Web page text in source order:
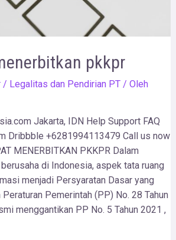
pkkpr
/ Legalitas dan Pendirian PT/ Oleh
Jakarta, IDN Help Support FAQ
Dribbble +6281994113479 Call us now!
MENERBITKAN PKKPR Dalam
di Indonesia, aspek tata ruang
menjadi Persyaratan Dasar yang
Pemerintah (PP) No. 28 Tahun
menggantikan PP No. 5 Tahun 2021 ,